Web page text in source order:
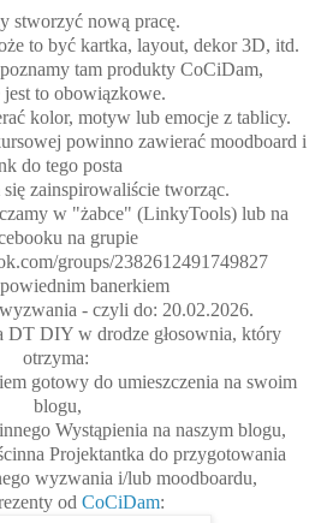
stworzyć nową pracę.
to być kartka, layout, dekor 3D, itd.
tam produkty CoCiDam,
jest to obowiązkowe.
kolor, motyw lub emocje z tablicy.
powinno zawierać moodboard i
do tego posta
zainspirowaliście tworząc.
w "żabce" (LinkyTools) lub na
na grupie
groups/2382612491749827
banerkiem
- czyli do: 20.02.2026.
DT DIY w drodze głosownia, który
otrzyma:
gotowy do umieszczenia na swoim
blogu,
Wystąpienia na naszym blogu,
Projektantka do przygotowania
wyzwania i/lub moodboardu,
od CoCiDam: